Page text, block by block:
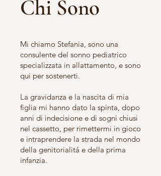
Chi Sono
Mi chiamo Stefania, sono una
consulente del sonno pediatrico
specializzata in allattamento, e sono
qui per sostenerti.
La gravidanza e la nascita di mia
figlia mi hanno dato la spinta, dopo
anni di indecisione e di sogni chiusi
nel cassetto, per rimettermi in gioco
e intraprendere la strada nel mondo
della genitorialitá e della prima
infanzia.